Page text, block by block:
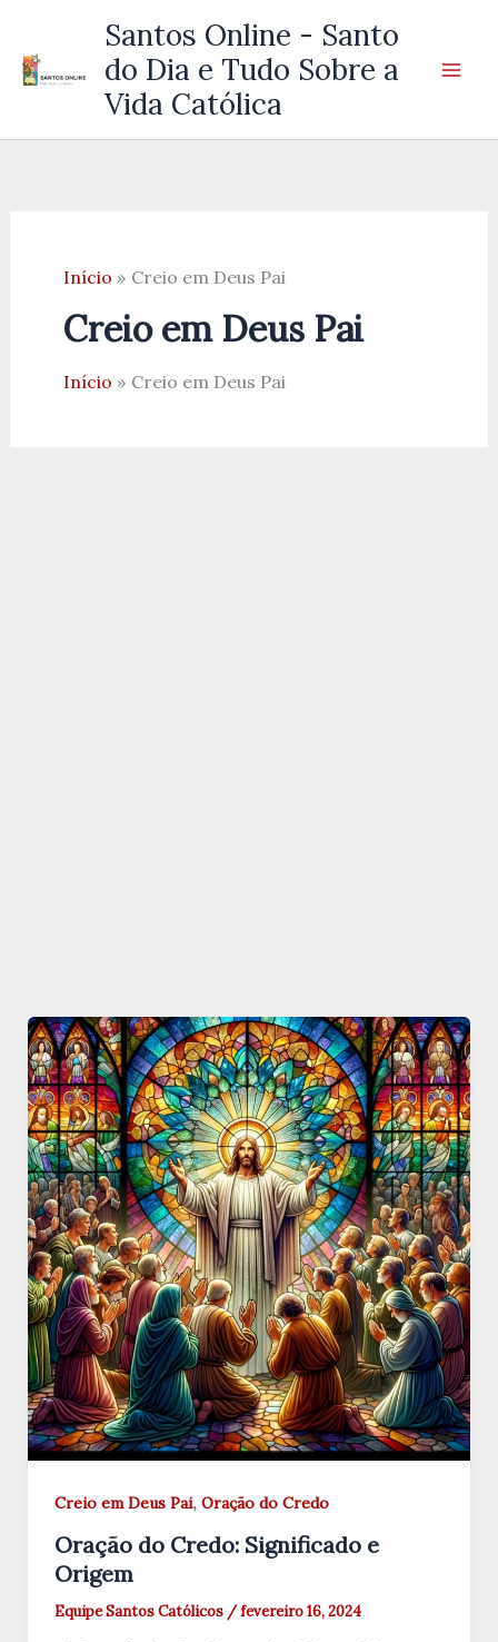
Santos Online - Santo
do Dia e Tudo Sobre a
Vida Católica
Início Creio em Deus Pai
Creio em Deus Pai
Início Creio em Deus Pai
Creio em Deus Pai, Oração do Credo
Oração do Credo: Significado e
Origem
Equipe Santos Católicos /fevereiro 16, 2024